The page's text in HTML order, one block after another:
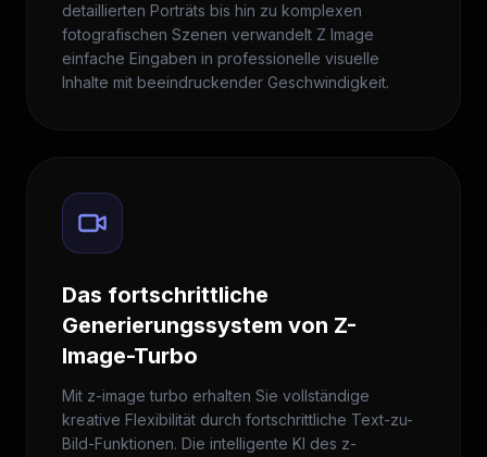
detaillierten Porträts bis hin zu komplexen
fotografischen Szenen verwandelt Z Image
einfache Eingaben in professionelle visuelle
Inhalte mit beeindruckender Geschwindigkeit.
Das fortschrittliche
Generierungssystem von Z-
Image-Turbo
Mit z-image turbo erhalten Sie vollständige
kreative Flexibilität durch fortschrittliche Text-zu-
Bild-Funktionen. Die intelligente KI des z-